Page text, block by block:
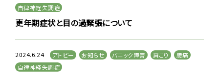
自律神経失調症
更年期症状と目の過緊張について
2024.6.24 アトピー お知らせ パニック障害 肩こり
腰痛
自律神経失調症